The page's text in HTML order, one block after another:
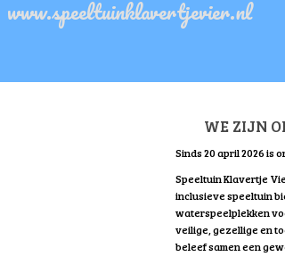
www.speeltuinklavertjevier.nl
WE ZIJN
Sinds 20 april 2026 is
Speeltuin Klavertje
inclusieve speeltuin
waterspeelplekken
veilige, gezellige en
beleef samen een